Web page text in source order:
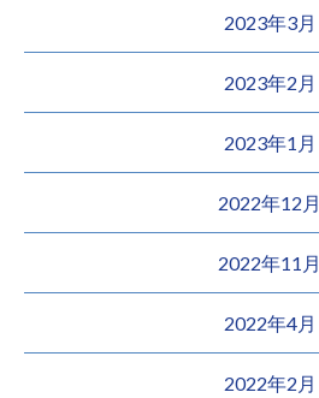
2023年3月
2023年2月
2023年1月
2022年12月
2022年11月
2022年4月
2022年2月